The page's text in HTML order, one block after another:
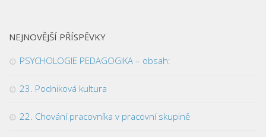
NEJNOVĚJŠÍ PŘÍSPĚVKY
PSYCHOLOGIE PEDAGOGIKA – obsah:
23. Podniková kultura
22. Chování pracovníka v pracovní skupině